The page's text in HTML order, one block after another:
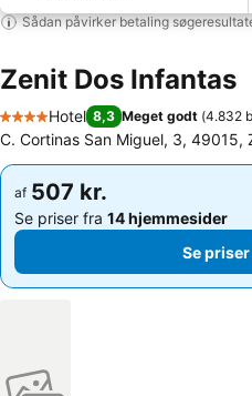
Sådan påvirker betaling
Zenit Dos Infantas
4 Stjerner
Hotel 8,3 Meget godt (4.832
C. Cortinas San Miguel, 3, 49015,
af 507 kr.
Se priser fra 14 hjemmesider
Se
af 507 kr.
Se priser fra 14 hjemmesider
Se priser